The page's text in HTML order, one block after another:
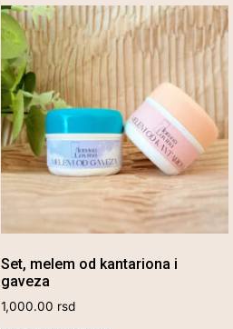
Set, melem od kantariona i
gaveza
1,000.00 rsd